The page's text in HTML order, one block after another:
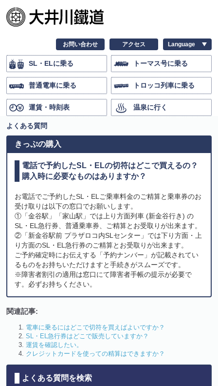
お問い合わせ アクセス
SL・ELに乗る トーマス号に乗る
普通電車に乗る トロッコ列車に乗る
運賃・時刻表 温泉に行く
よくある質問
きっぷの購入
電話で予約したSL・ELの切符はどこで買えるの？
購入時に必要なものはありますか？
お電話でご予約したSL・ELご乗車料金のご精算と乗車券のお
受け取りは以下の窓口でお願いします。
①「金谷駅」「家山駅」では上り方面列車 (新金谷行き) の
SL・EL急行券、普通乗車券、ご精算とお受取りが出来ます。
②「新金谷駅前 プラザロコ内SLセンター」では下り方面・上
り方面のSL・EL急行券のご精算とお受取りが出来ます。
ご予約確定時にお伝えする「予約ナンバー」が記載されてい
るものをお持ちいただけますと手続きがスムーズです。
※障害者割引の適用は窓口にて障害者手帳の提示が必要で
す。必ずお持ちください。
関連記事:
電車に乗るにはどこで切符を買えばよいですか？
SL・EL急行券はどこで販売していますか？
運賃を確認したい。
クレジットカードを使っての精算はできますか？
よくある質問を検索